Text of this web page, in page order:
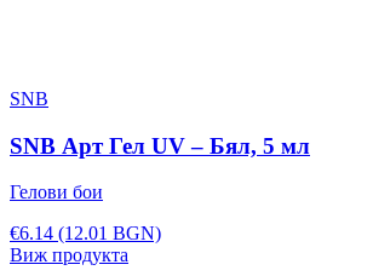
SNB
SNB Арт Гел UV – Бял, 5 мл
Гелови бои
€6.14 (12.01 BGN)
Виж продукта